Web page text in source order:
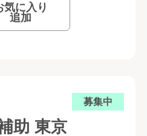
気に入り
追加
募集中
助 東京